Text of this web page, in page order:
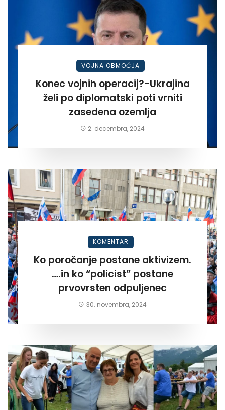
VOJNA OBMOČJA
Konec vojnih operacij?-Ukrajina
želi po diplomatski poti vrniti
zasedena ozemlja
2. decembra, 2024
KOMENTAR
Ko poročanje postane aktivizem.
….in ko “policist” postane
prvovrsten odpuljenec
30. novembra, 2024